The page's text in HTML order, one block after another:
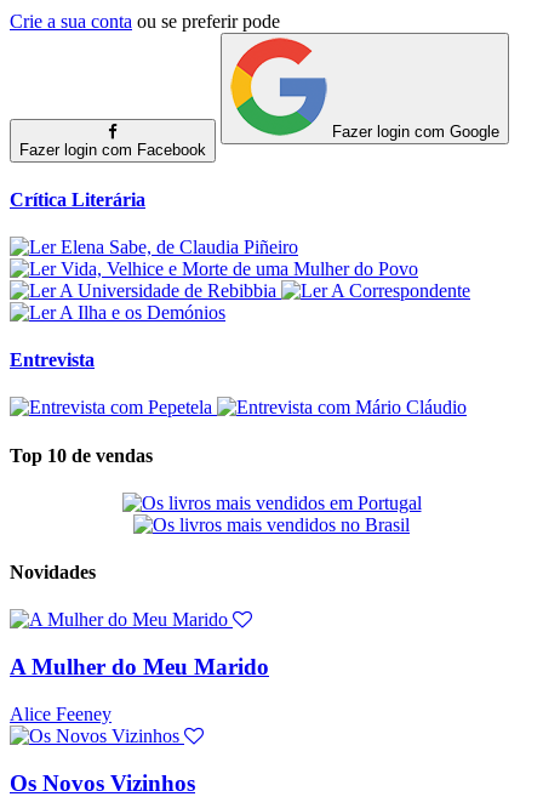
Crie a sua conta ou se preferir pode
Fazer login com Facebook
Fazer login com Google
Crítica Literária
Entrevista
Top 10 de vendas
Novidades
A Mulher do Meu Marido
Alice Feeney
Os Novos Vizinhos